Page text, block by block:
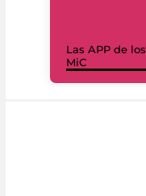
Las APP de los
MiC